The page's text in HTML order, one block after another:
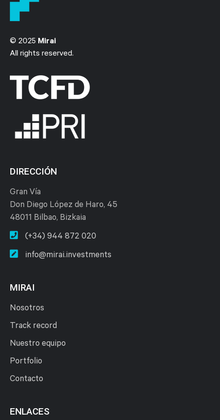
© 2025 Mirai
All rights reserved.
DIRECCIÓN
Gran Vía
Don Diego López de Haro, 45
48011 Bilbao, Bizkaia
(+34) 944 872 020
info@mirai.investments
MIRAI
Nosotros
Track record
Nuestro equipo
Portfolio
Contacto
ENLACES